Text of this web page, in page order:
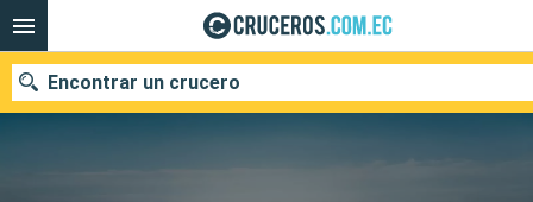
Encontrar un crucero